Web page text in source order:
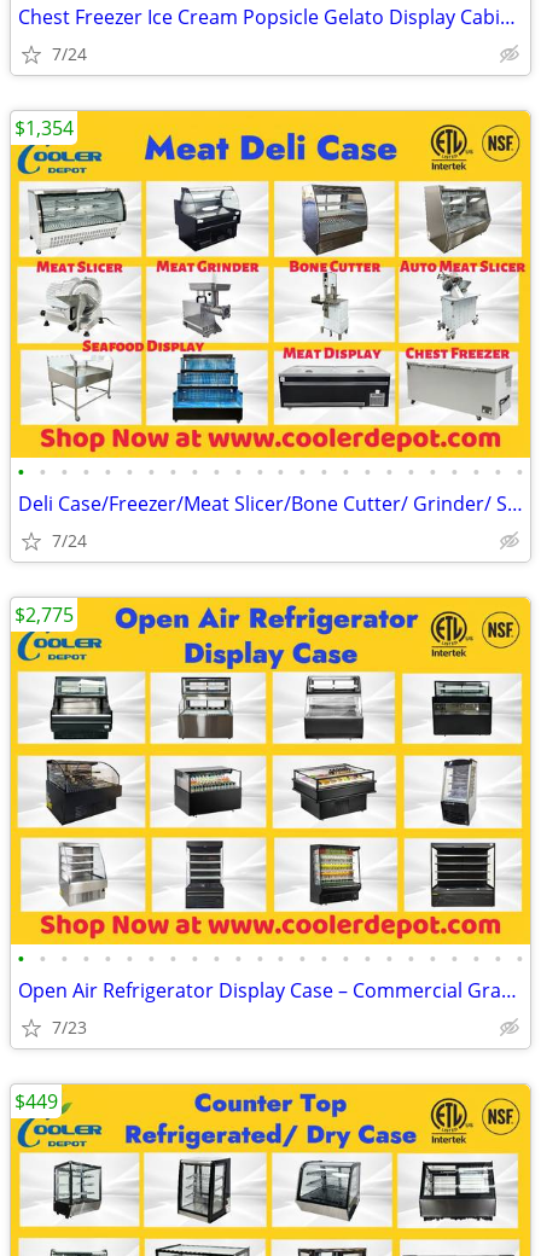
Chest Freezer Ice Cream Popsicle Gelato Display Cabinet (100%NEW) RES
7/24
• • • • • • • • • • • • • • • • • • • • • • • •
Deli Case/Freezer/Meat Slicer/Bone Cutter/ Grinder/ Saw (100%NEW) RE
7/24
$1,354
• • • • • • • • • • • • • • • • • • • • • • • •
Open Air Refrigerator Display Case – Commercial Grab & Go Cooler (100
7/23
$2,775
$449